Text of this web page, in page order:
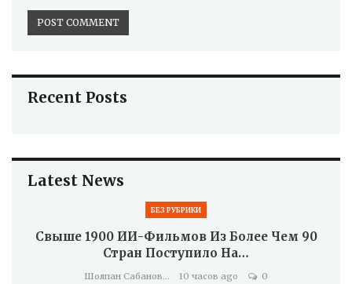
Recent Posts
Latest News
БЕЗ РУБРИКИ
Свыше 1900 ИИ-Фильмов Из Более Чем 90
Стран Поступило На…
Шолпан Сабанова 10 часов ago 0